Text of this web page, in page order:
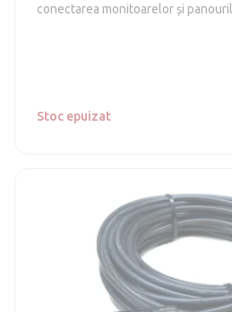
conectarea monitoarelor și
Stoc epuizat